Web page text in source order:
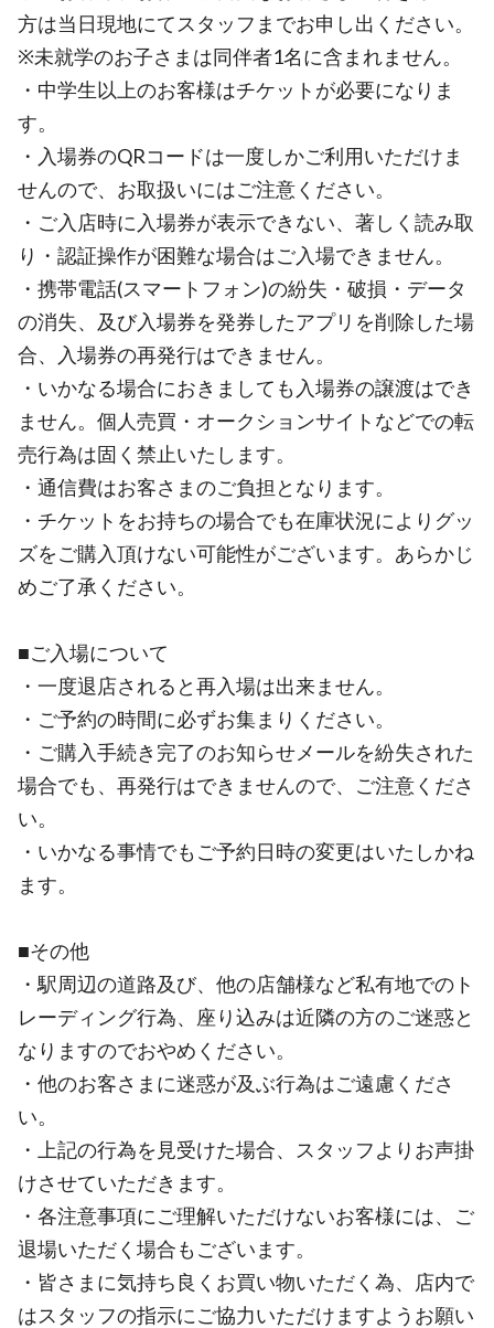
方は当日現地にてスタッフまでお申し出ください。
※未就学のお子さまは同伴者1名に含まれません。
・中学生以上のお客様はチケットが必要になりま
す。
・入場券のQRコードは一度しかご利用いただけま
せんので、お取扱いにはご注意ください。
・ご入店時に入場券が表示できない、著しく読み取
り・認証操作が困難な場合はご入場できません。
・携帯電話(スマートフォン)の紛失・破損・データ
の消失、及び入場券を発券したアプリを削除した場
合、入場券の再発行はできません。
・いかなる場合におきましても入場券の譲渡はでき
ません。個人売買・オークションサイトなどでの転
売行為は固く禁止いたします。
・通信費はお客さまのご負担となります。
・チケットをお持ちの場合でも在庫状況によりグッ
ズをご購入頂けない可能性がございます。あらかじ
めご了承ください。
■ご入場について
・一度退店されると再入場は出来ません。
・ご予約の時間に必ずお集まりください。
・ご購入手続き完了のお知らせメールを紛失された
場合でも、再発行はできませんので、ご注意くださ
い。
・いかなる事情でもご予約日時の変更はいたしかね
ます。
■その他
・駅周辺の道路及び、他の店舗様など私有地でのト
レーディング行為、座り込みは近隣の方のご迷惑と
なりますのでおやめください。
・他のお客さまに迷惑が及ぶ行為はご遠慮くださ
い。
・上記の行為を見受けた場合、スタッフよりお声掛
けさせていただきます。
・各注意事項にご理解いただけないお客様には、ご
退場いただく場合もございます。
・皆さまに気持ち良くお買い物いただく為、店内で
はスタッフの指示にご協力いただけますようお願い